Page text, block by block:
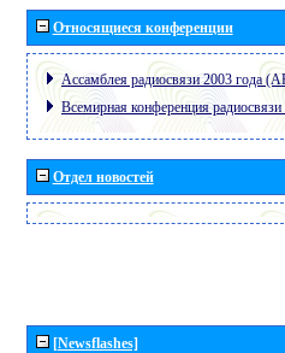
Относящиеся конференции
Ассамблея радиосвязи 2003 года
Всемирная конференция
Отдел новостей
[Newsflashes]